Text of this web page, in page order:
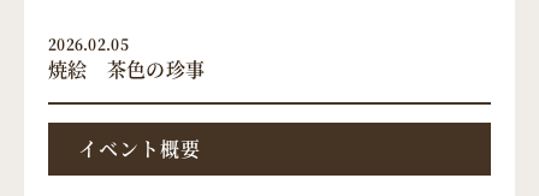
2026.02.05
焼絵 茶色の珍事
イベント概要